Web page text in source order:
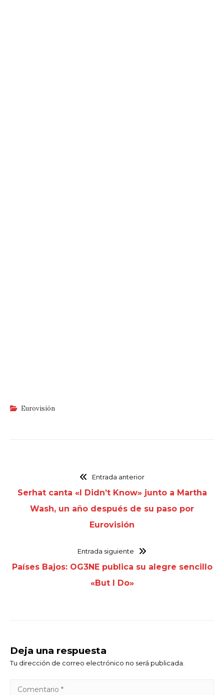
Eurovisión
Entrada anterior
Serhat canta «I Didn’t Know» junto a Martha
Wash, un año después de su paso por
Eurovisión
Entrada siguiente
Países Bajos: OG3NE publica su alegre sencillo
«But I Do»
Deja una respuesta
Tu dirección de correo electrónico no será publicada.